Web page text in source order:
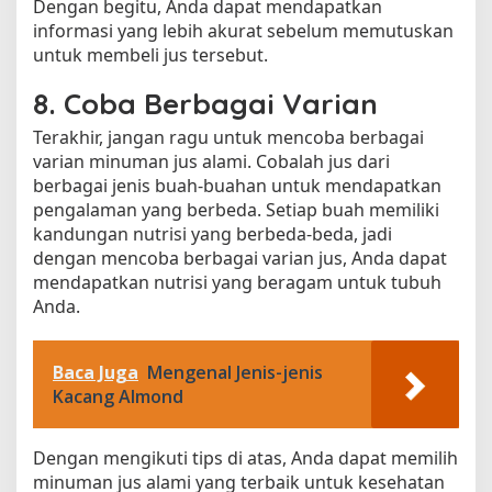
Dengan begitu, Anda dapat mendapatkan
informasi yang lebih akurat sebelum memutuskan
untuk membeli jus tersebut.
8. Coba Berbagai Varian
Terakhir, jangan ragu untuk mencoba berbagai
varian minuman jus alami. Cobalah jus dari
berbagai jenis buah-buahan untuk mendapatkan
pengalaman yang berbeda. Setiap buah memiliki
kandungan nutrisi yang berbeda-beda, jadi
dengan mencoba berbagai varian jus, Anda dapat
mendapatkan nutrisi yang beragam untuk tubuh
Anda.
Baca Juga Mengenal Jenis-jenis
Kacang Almond
Dengan mengikuti tips di atas, Anda dapat memilih
minuman jus alami yang terbaik untuk kesehatan